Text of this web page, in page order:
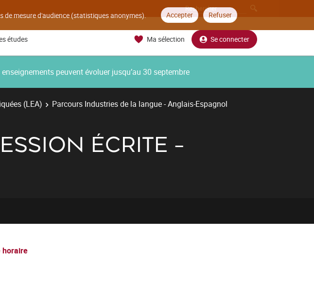
de mesure d'audience (statistiques anonymes). Accepter Refuser
études Ma sélection Se connecter
peuvent évoluer jusqu’au 30 septembre
(LEA)
Parcours Industries de la langue - Anglais-Espagnol
ÉCRITE -
horaire